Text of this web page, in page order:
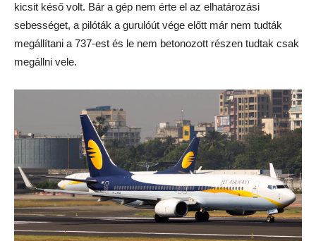
kicsit késő volt. Bár a gép nem érte el az elhatározási
sebességet, a pilóták a gurulóút vége előtt már nem tudták
megállítani a 737-est és le nem betonozott részen tudtak csak
megállni vele.